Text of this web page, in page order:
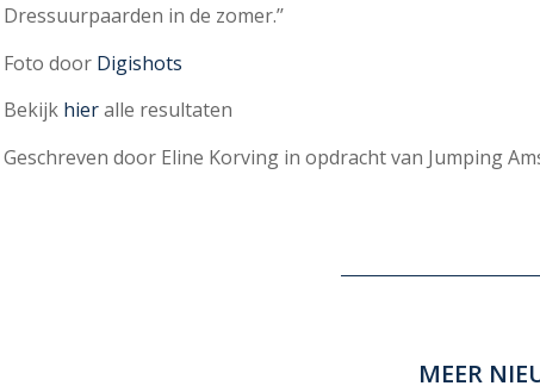
Dressuurpaarden in de zomer.’’
Foto door Digishots
Bekijk hieralle resultaten
Geschreven door Eline Korving in opdracht van Jumping
MEER